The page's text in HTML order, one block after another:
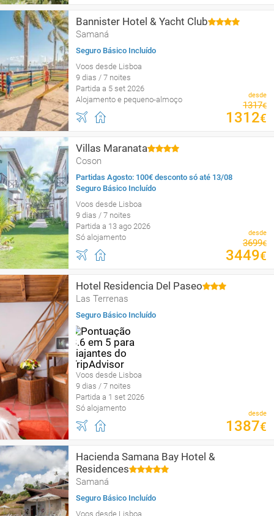
Bannister Hotel & Yacht Club
Samaná
Seguro Básico Incluído
Voos desde Lisboa
9 dias / 7 noites
Partida a 5 set 2026
Alojamento e pequeno-almoço
desde
1317€
1312€
Villas Maranata
Coson
Partidas Agosto: 100€ desconto só até 13/08
Seguro Básico Incluído
Voos desde Lisboa
9 dias / 7 noites
Partida a 13 ago 2026
Só alojamento
desde
3699€
3449€
Hotel Residencia Del Paseo
Las Terrenas
Seguro Básico Incluído
Voos desde Lisboa
9 dias / 7 noites
Partida a 1 set 2026
Só alojamento
desde
1387€
Hacienda Samana Bay Hotel &
Residences
Samaná
Seguro Básico Incluído
Voos desde Lisboa